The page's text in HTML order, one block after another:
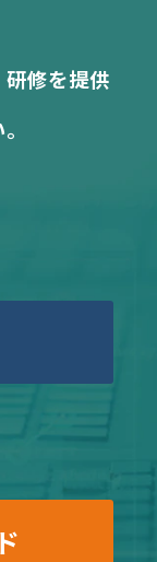
修を提供